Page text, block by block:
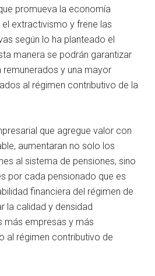
promueva la economía
extractivismo y frene las
según lo ha planteado el
manera se podrán garantizar
y una mayor
al régimen contributivo de la
que agregue valor con
aumentaran no solo los
al sistema de pensiones, sino
por cada pensionado que es
financiera del régimen de
la calidad y densidad
más empresas y más
al régimen contributivo de